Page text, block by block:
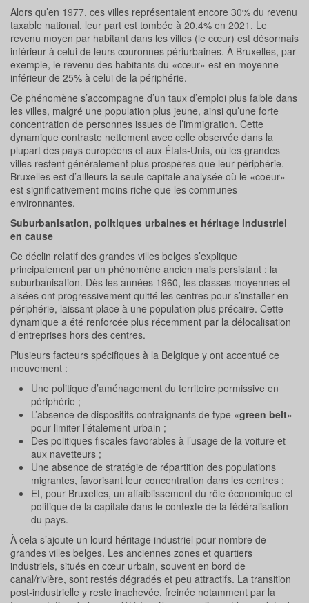
Alors qu’en 1977, ces villes représentaient encore 30% du revenu
taxable national, leur part est tombée à 20,4% en 2021. Le
revenu moyen par habitant dans les villes (le cœur) est désormais
inférieur à celui de leurs couronnes périurbaines. À Bruxelles, par
exemple, le revenu des habitants du «cœur» est en moyenne
inférieur de 25% à celui de la périphérie.
Ce phénomène s’accompagne d’un taux d’emploi plus faible dans
les villes, malgré une population plus jeune, ainsi qu’une forte
concentration de personnes issues de l’immigration. Cette
dynamique contraste nettement avec celle observée dans la
plupart des pays européens et aux États-Unis, où les grandes
villes restent généralement plus prospères que leur périphérie.
Bruxelles est d’ailleurs la seule capitale analysée où le «coeur»
est significativement moins riche que les communes
environnantes.
Suburbanisation, politiques urbaines et héritage industriel
en cause
Ce déclin relatif des grandes villes belges s’explique
principalement par un phénomène ancien mais persistant : la
suburbanisation. Dès les années 1960, les classes moyennes et
aisées ont progressivement quitté les centres pour s’installer en
périphérie, laissant place à une population plus précaire. Cette
dynamique a été renforcée plus récemment par la délocalisation
d’entreprises hors des centres.
Plusieurs facteurs spécifiques à la Belgique y ont accentué ce
mouvement :
Une politique d’aménagement du territoire permissive en
périphérie ;
L’absence de dispositifs contraignants de type «green belt»
pour limiter l’étalement urbain ;
Des politiques fiscales favorables à l’usage de la voiture et
aux navetteurs ;
Une absence de stratégie de répartition des populations
migrantes, favorisant leur concentration dans les centres ;
Et, pour Bruxelles, un affaiblissement du rôle économique et
politique de la capitale dans le contexte de la fédéralisation
du pays.
À cela s’ajoute un lourd héritage industriel pour nombre de
grandes villes belges. Les anciennes zones et quartiers
industriels, situés en cœur urbain, souvent en bord de
canal/rivière, sont restés dégradés et peu attractifs. La transition
post-industrielle y reste inachevée, freinée notamment par la